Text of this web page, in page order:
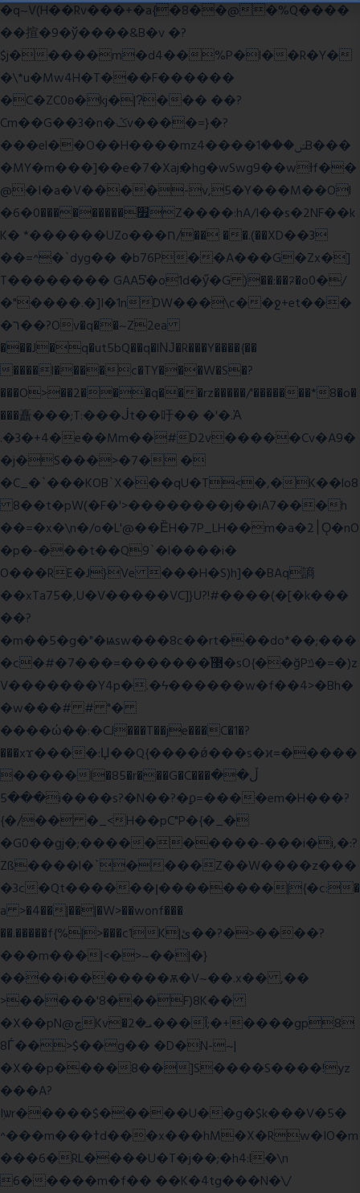
�q~V(H��Rv���+�a{�8��@�%Q����
��揎�9�ў����&B�v �?
$j�����m�d4��%P�l��R�Y�
�\*u�Mw4H�T���F������
�C�ZC0ʚ�kj�|?ͮ��� ��?
Cm��G��3�n�ݣv����=}�?
���el��O��H����mzݾ���1����4B���
�MY�m���]��e�7�Xaj׃�hg�wSwg9��wƗf��
@�I�a�V����-v,5�Y���M��Ol
�׿���������0�6Z����:hA/I��s�2NF��k
K� *������UZo���ח/�� ��.(��XD��3
��=^�`dyg�� �b76P��A���G�Zx�]
T�������� GAA5̔�o1d�ӳ�G )��:��ℱ�o0�/
�"����.�]I�1nDW���\c��ջ+et���
�ר��?Ov�q��~Z2ea
���J�q�ut5bQ��q�lǊ�R���Y����{��
����l����c�TY���W�S�?
���O>��2���q���rz�����/'�������*8�o�
���矗���;T:���ᒎt��吁�� �'�.Ὰ
.�3�+4�e��Mm��#D2v�����Cv�A9�
�j�S���>�7� �
�C_�`���KOB`X���qU�T<�,�K��lo8
8��t�pW(�F�'>��������j��iA7���h
��=�x�\n�/o�L'@��ȄH�7P_LH��m�a�2׀Ǫ�nO
�p�-���t��Q9`�l����i�
O���RE�J}Ve ���H�S)h]��BAq謪
��xTa75�,U�V�����VC]}U?!#����(�[�k���
��?
�m��5�g�"�ѩsw���8c��rt���do*��;���
�c�#�޳�ͯ������=���7�sO{��ğPݿ�=�)z
V�������Y4p�.�ϟ������w�f��4>�Bh�
�w���# # "�
����ώ��:�CJ���T��je���C�1�?
���xϫ����:Џ��Q{����ǿ���s�ϰ=�����
�����l�85�r���G�C���ڵ��
���5i����s?�N��?�ϼ=����em�H���?
{�/�� �_<H��pC"P�{�_�
�G0��gj�;����������-���i�i,�:?
Zß����l�`����Z��W����z���
�3c�Qt������ן��������|{�c:�
a >�4��|��|�W>��wonf���
��.�����f{%|>���c1K|ئ��?�>����?
���m���|<�>~��|�}
����i�������ѫ�V~��.x�� ,��
>�����'8���F)8K��
�X��pN@ڇKv�ܝ�2���Î;�+����gp8
8Ѓ��>$��g�� �D�N-~|
�X��p����8��]S����S����!yz
���A?
Iۭѡr�����$�����U��g�$k���V�5�
^���m���ߙd���x���hM�X�Rw�IO�m
���6�RL����U�T�j��;�h4:l�\n
6�����m�f�� ��K�4tg���N�\/